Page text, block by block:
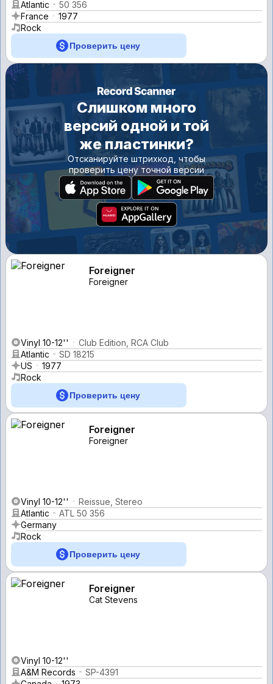
Atlantic
50 356
France
1977
Rock
Проверить цену
Слишком много
версий одной и той
же пластинки?
Отсканируйте штрихкод, чтобы
проверить цену точной версии
Foreigner
Foreigner
Vinyl 10-12''
Club Edition, RCA Club
Atlantic
SD 18215
US
1977
Rock
Проверить цену
Foreigner
Foreigner
Vinyl 10-12''
Reissue, Stereo
Atlantic
ATL 50 356
Germany
Rock
Проверить цену
Foreigner
Cat Stevens
Vinyl 10-12''
A&M Records
SP-4391